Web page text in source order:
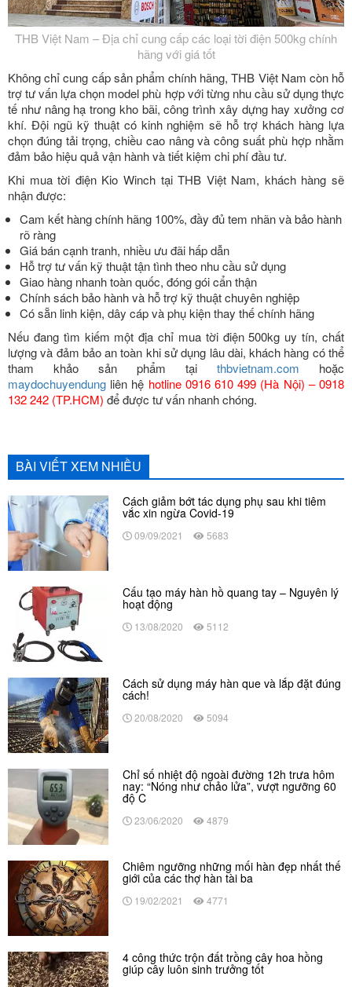
THB Việt Nam – Địa chỉ cung cấp các loại tời điện 500kg chính
hãng với giá tốt
Không chỉ cung cấp sản phẩm chính hãng, THB Việt Nam còn hỗ
trợ tư vấn lựa chọn model phù hợp với từng nhu cầu sử dụng thực
tế như nâng hạ trong kho bãi, công trình xây dựng hay xưởng cơ
khí. Đội ngũ kỹ thuật có kinh nghiệm sẽ hỗ trợ khách hàng lựa
chọn đúng tải trọng, chiều cao nâng và công suất phù hợp nhằm
đảm bảo hiệu quả vận hành và tiết kiệm chi phí đầu tư.
Khi mua tời điện Kio Winch tại THB Việt Nam, khách hàng sẽ
nhận được:
Cam kết hàng chính hãng 100%, đầy đủ tem nhãn và bảo hành
rõ ràng
Giá bán cạnh tranh, nhiều ưu đãi hấp dẫn
Hỗ trợ tư vấn kỹ thuật tận tình theo nhu cầu sử dụng
Giao hàng nhanh toàn quốc, đóng gói cẩn thận
Chính sách bảo hành và hỗ trợ kỹ thuật chuyên nghiệp
Có sẵn linh kiện, dây cáp và phụ kiện thay thế chính hãng
Nếu đang tìm kiếm một địa chỉ mua tời điện 500kg uy tín, chất
lượng và đảm bảo an toàn khi sử dụng lâu dài, khách hàng có thể
tham khảo sản phẩm tại thbvietnam.com hoặc
maydochuyendung liên hệ hotline 0916 610 499 (Hà Nội) – 0918
132 242 (TP.HCM) để được tư vấn nhanh chóng.
BÀI VIẾT XEM NHIỀU
Cách giảm bớt tác dụng phụ sau khi tiêm
vắc xin ngừa Covid-19
09/09/2021 5683
Cấu tạo máy hàn hồ quang tay – Nguyên lý
hoạt động
13/08/2020 5112
Cách sử dụng máy hàn que và lắp đặt đúng
cách!
20/08/2020 5094
Chỉ số nhiệt độ ngoài đường 12h trưa hôm
nay: “Nóng như chảo lửa”, vượt ngưỡng 60
độ C
23/06/2020 4879
Chiêm ngưỡng những mối hàn đẹp nhất thế
giới của các thợ hàn tài ba
19/02/2021 4771
4 công thức trộn đất trồng cây hoa hồng
giúp cây luôn sinh trưởng tốt